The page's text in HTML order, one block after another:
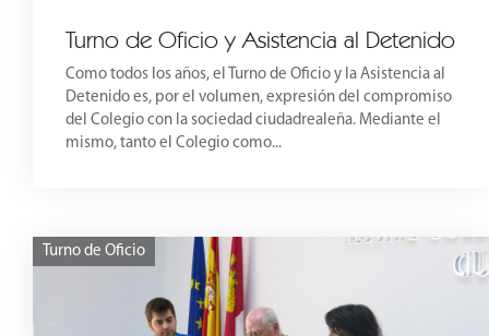
Turno de Oficio y Asistencia al Detenido
Como todos los años, el Turno de Oficio y la Asistencia al
Detenido es, por el volumen, expresión del compromiso
del Colegio con la sociedad ciudadrealeña. Mediante el
mismo, tanto el Colegio como...
Turno de Oficio